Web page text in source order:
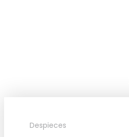
Despieces